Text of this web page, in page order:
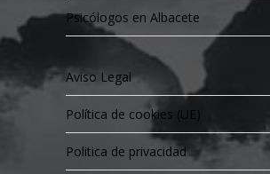
Psicólogos en Albacete
Aviso Legal
Política de cookies (UE)
Politica de privacidad